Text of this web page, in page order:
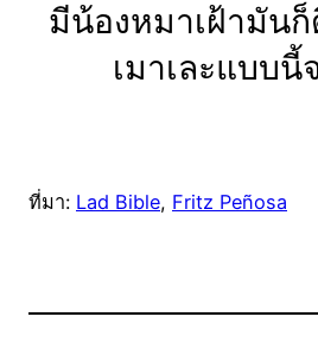
มีน้องหมาเฝ้ามัน
เมาเละแบบนี้
ที่มา: Lad Bible, Fritz Peñosa